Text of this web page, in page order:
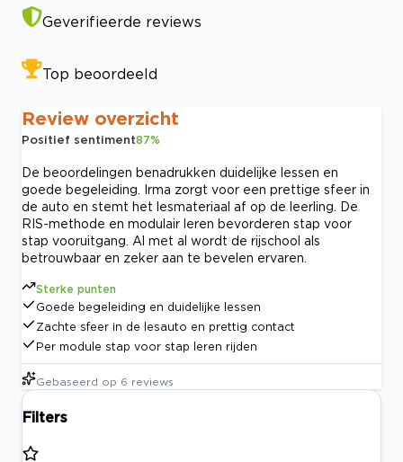
Geverifieerde reviews
Top beoordeeld
Review overzicht
Positief sentiment87%
De beoordelingen benadrukken duidelijke lessen en
goede begeleiding. Irma zorgt voor een prettige sfeer in
de auto en stemt het lesmateriaal af op de leerling. De
RIS-methode en modulair leren bevorderen stap voor
stap vooruitgang. Al met al wordt de rijschool als
betrouwbaar en zeker aan te bevelen ervaren.
Sterke punten
Goede begeleiding en duidelijke lessen
Zachte sfeer in de lesauto en prettig contact
Per module stap voor stap leren rijden
Gebaseerd op 6 reviews
Filters